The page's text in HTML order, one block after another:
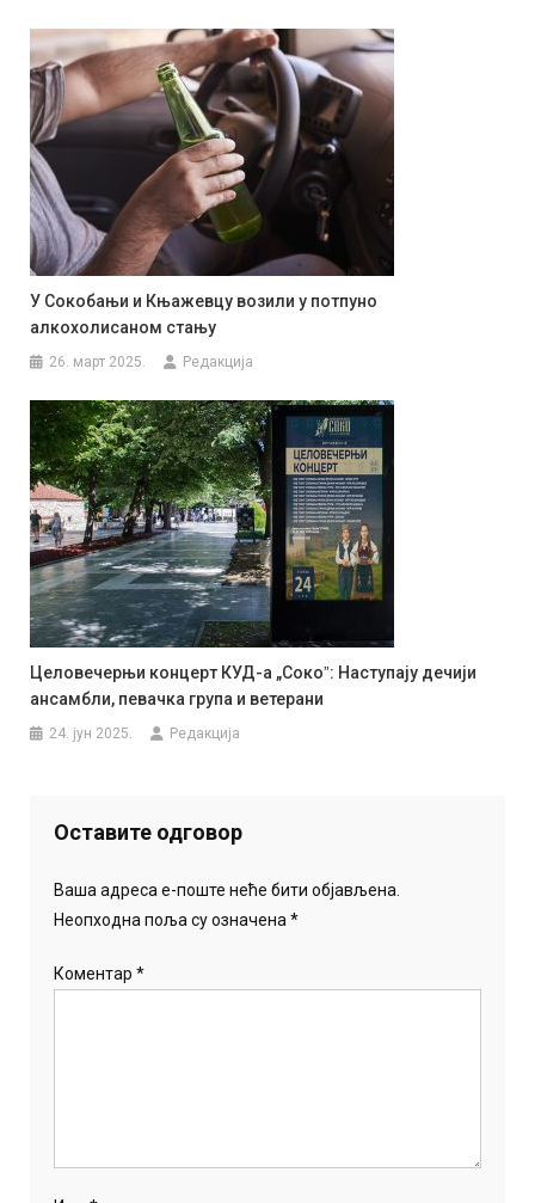
У Сокобањи и Књажевцу возили у потпуно
алкохолисаном стању
26. март 2025. Редакција
Целовечерњи концерт КУД-а „Сокоˮ: Наступају дечији
ансамбли, певачка група и ветерани
24. јун 2025. Редакција
Оставите одговор
Ваша адреса е-поште неће бити објављена.
Неопходна поља су означена*
Коментар*